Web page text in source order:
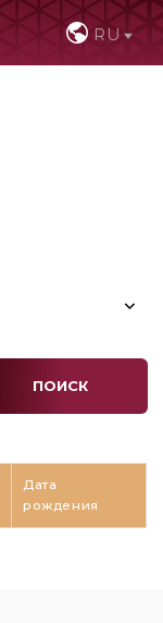
RU
ПОИСК
Дата
рождения